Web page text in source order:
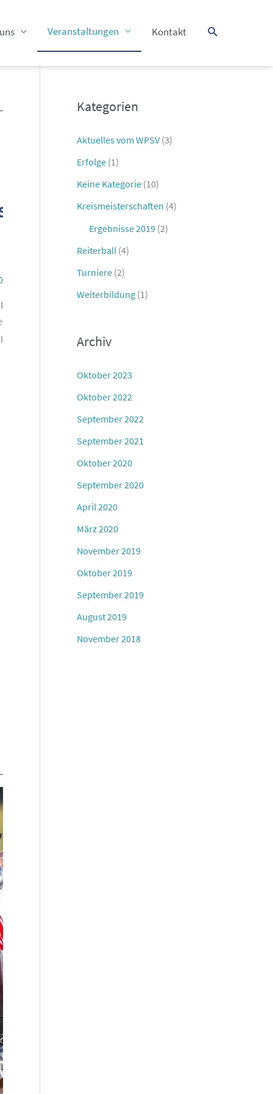
Veranstaltungen Kontakt Suchen
1. Helen
Captain
99
Kategorien
Aktuelles vom WPSV (3)
Erfolge (1)
Keine Kategorie (10)
Kreismeisterschaften (4)
Ergebnisse 2019 (2)
Reiterball (4)
Turniere (2)
Weiterbildung (1)
Archiv
Oktober 2023
Oktober 2022
September 2022
September 2021
Oktober 2020
September 2020
April 2020
März 2020
November 2019
Oktober 2019
September 2019
August 2019
November 2018